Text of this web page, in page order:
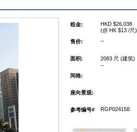
租金:
HKD $26,038
(@ HK $13 /尺)
售价:
--
面积:
2083 尺 (建筑)
--
间格:
座向景观:
参考编号# RGP024158